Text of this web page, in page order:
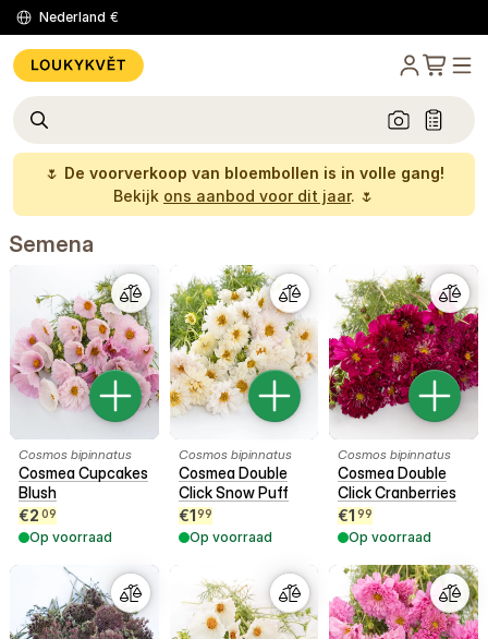
Nederland €
🌷 De voorverkoop van bloembollen is in volle gang!
Bekijk ons aanbod voor dit jaar. 🌷
Semena
Cosmos bipinnatus
Cosmea Cupcakes
Blush
€2 09
Op voorraad
Cosmos bipinnatus
Cosmea Double
Click Snow Puff
€199
Op voorraad
Cosmos bipinnatus
Cosmea Double
Click Cranberries
€1 99
Op voorraad